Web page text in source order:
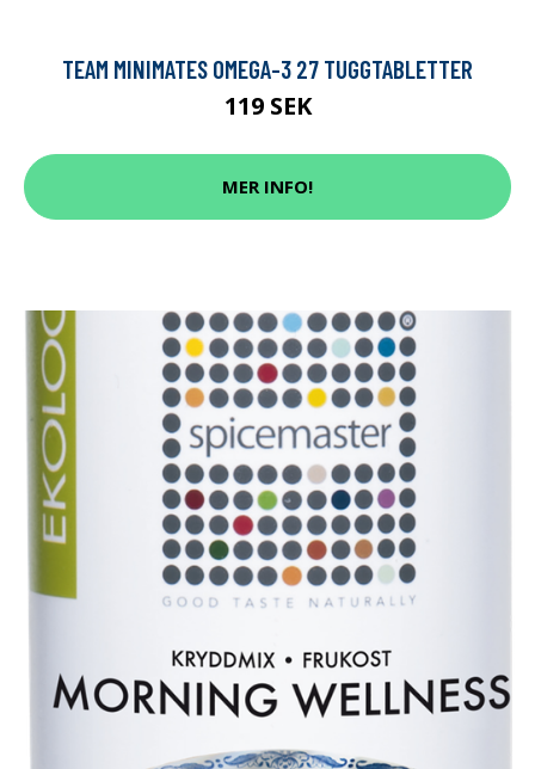
TEAM MINIMATES OMEGA-3 27 TUGGTABLETTER
119 SEK
MER INFO!